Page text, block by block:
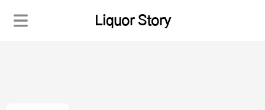
Liquor Story